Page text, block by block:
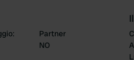
:
Partner
NO